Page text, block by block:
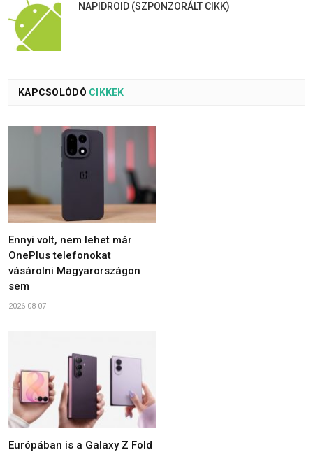
NAPIDROID (SZPONZORÁLT CIKK)
KAPCSOLÓDÓ CIKKEK
Ennyi volt, nem lehet már
OnePlus telefonokat
vásárolni Magyarországon
sem
2026-08-07
Európában is a Galaxy Z Fold